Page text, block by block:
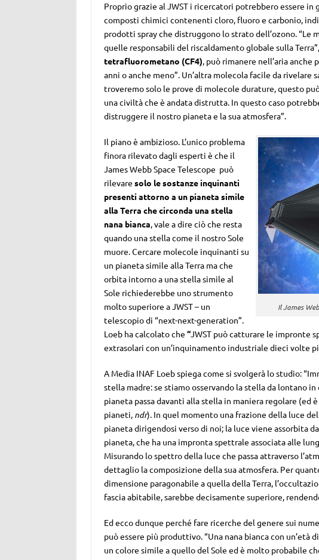
Proprio grazie al JWST i ricercatori potrebbero essere in
composti chimici contenenti cloro, fluoro e carbonio,
prodotti spray che distruggono lo strato dell’ozono. “Le
quelle responsabili del riscaldamento globale sulla
tetrafluorometano (CF4), può rimanere nell’aria anche
anni o anche meno”. Un’altra molecola facile da rivelare
troveremo solo le prove di molecole durature, questo
una civiltà che è andata distrutta. In questo caso
distruggere il nostro pianeta e la sua atmosfera”.
Il James
Il piano è ambizioso. L’unico problema
finora rilevato dagli esperti è che il
James Webb Space Telescope può
rilevare solo le sostanze inquinanti
presenti attorno a un pianeta simile
alla Terra che circonda una stella
nana bianca, vale a dire ciò che resta
quando una stella come il nostro Sole
muore. Cercare molecole inquinanti su
un pianeta simile alla Terra ma che
orbita intorno a una stella simile al
Sole richiederebbe uno strumento
molto superiore a JWST – un
telescopio di “next-next-generation”.
Loeb ha calcolato che “JWST può catturare le impronte
extrasolari con un’inquinamento industriale dieci volte
A Media INAF Loeb spiega come si svolgerà lo studio:
stella madre: se stiamo osservando la stella da lontano
pianeta passa davanti alla stella in maniera regolare (ed
pianeti, ndr). In quel momento una frazione della luce
pianeta dirigendosi verso di noi; la luce viene assorbita
pianeta, che ha una impronta spettrale associata alle
Misurando lo spettro della luce che passa attraverso
dettaglio la composizione della sua atmosfera. Per
dimensione paragonabile a quella della Terra,
fascia abitabile, sarebbe decisamente superiore,
Ed ecco dunque perché fare ricerche del genere sui
può essere più produttivo. “Una nana bianca con un’età
un colore simile a quello del Sole ed è molto probabile